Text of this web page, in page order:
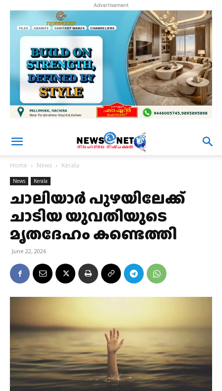
Advertisement
Home News Kerala
News Kerala
ചാലിയാർ പുഴയിലേക്ക്
ചാടിയ യുവതിയുടെ
മൃതദേഹം കണ്ടെത്തി
June 22, 2026